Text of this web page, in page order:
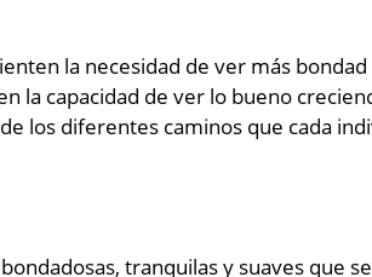
la necesidad de ver más
la capacidad de ver lo bueno
los diferentes caminos que cada
tranquilas y suaves que